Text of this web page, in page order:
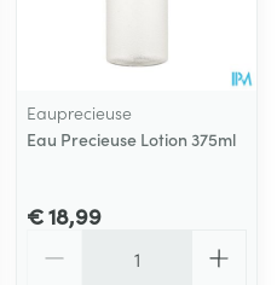
Eauprecieuse
Eau Precieuse Lotion 375ml
€ 18,99